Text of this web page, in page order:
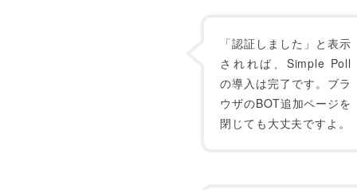
「認証しました」と表示
されれば、Simple Poll
の導入は完了です。ブラ
ウザのBOT追加ページを
閉じても大丈夫ですよ。